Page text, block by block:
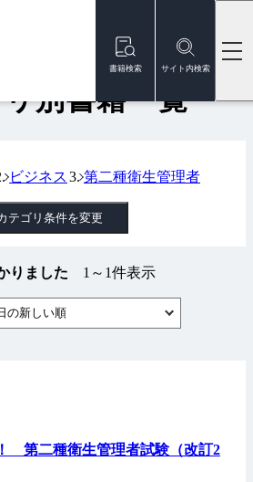
書籍検索 サイト内検索
別書籍一覧
ビジネス 第二種衛生管理者
テゴリ条件を変更
りました 1～1件表示
の新しい順
第二種衛生管理者試験（改訂2